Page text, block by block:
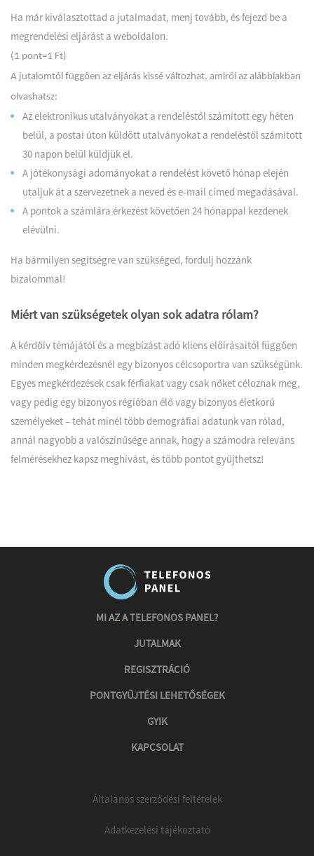
Ha már kiválasztottad a jutalmadat, menj tovább, és fejezd be a
megrendelési eljárást a weboldalon.
(1 pont=1 Ft)
A jutalomtól függően az eljárás kissé változhat, amiről az alábbiakban
olvashatsz:
Az elektronikus utalványokat a rendeléstől számított egy héten
belül, a postai úton küldött utalványokat a rendeléstől számított
30 napon belül küldjük el.
A jótékonysági adományokat a rendelést követő hónap elején
utaljuk át a szervezetnek a neved és e-mail címed megadásával.
A pontok a számlára érkezést követően 24 hónappal kezdenek
elévülni.
Ha bármilyen segítségre van szükséged, fordulj hozzánk
bizalommal!
Miért van szükségetek olyan sok adatra rólam?
A kérdőív témájától és a megbízást adó kliens előírásaitól függően
minden megkérdezésnél egy bizonyos célcsoportra van szükségünk.
Egyes megkérdezések csak férfiakat vagy csak nőket céloznak meg,
vagy pedig egy bizonyos régióban élő vagy bizonyos életkorú
személyeket – tehát minél több demográfiai adatunk van rólad,
annál nagyobb a valószínűsége annak, hogy a számodra releváns
felmérésekhez kapsz meghívást, és több pontot gyűjthetsz!
MI AZ A TELEFONOS PANEL?
JUTALMAK
REGISZTRÁCIÓ
PONTGYŰJTÉSI LEHETŐSÉGEK
GYIK
KAPCSOLAT
Általános szerződési feltételek
Adatkezelési tájékoztató